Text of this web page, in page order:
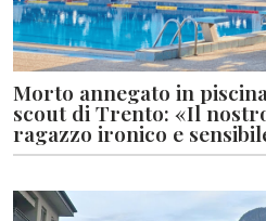
Morto annegato in
scout di Trento: «Il
ragazzo ironico e